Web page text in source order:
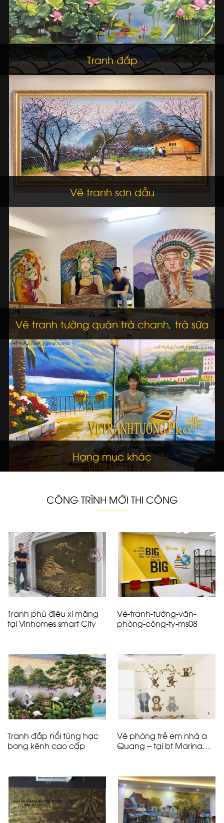
Tranh đắp
Vẽ tranh sơn dầu
Vẽ tranh tường quán trà chanh, trà sữa
Hạng mục khác
CÔNG TRÌNH MỚI THI CÔNG
Tranh phù điêu xi măng
tại Vinhomes smart City
Vẽ-tranh-tường-văn-
phòng-công-ty-ms08
Tranh đắp nổi tùng hạc
bong kênh cao cấp
Vẽ phòng trẻ em nhà a
Quang – tại bt Marina